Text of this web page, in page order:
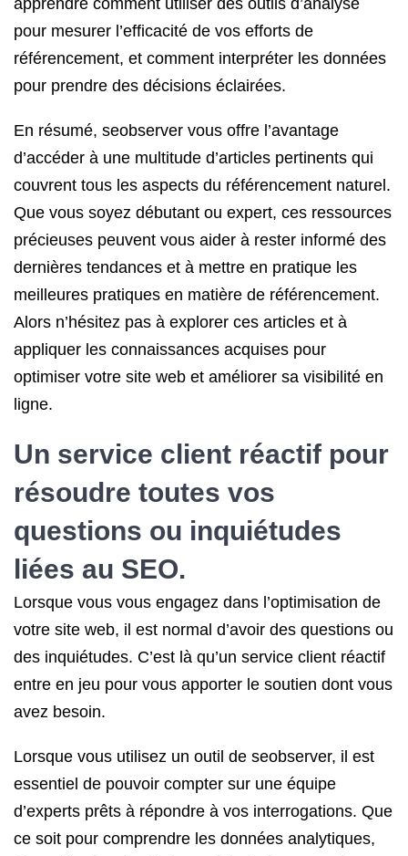
apprendre comment utiliser des outils d’analyse
pour mesurer l’efficacité de vos efforts de
référencement, et comment interpréter les données
pour prendre des décisions éclairées.
En résumé, seobserver vous offre l’avantage
d’accéder à une multitude d’articles pertinents qui
couvrent tous les aspects du référencement naturel.
Que vous soyez débutant ou expert, ces ressources
précieuses peuvent vous aider à rester informé des
dernières tendances et à mettre en pratique les
meilleures pratiques en matière de référencement.
Alors n’hésitez pas à explorer ces articles et à
appliquer les connaissances acquises pour
optimiser votre site web et améliorer sa visibilité en
ligne.
Un service client réactif pour
résoudre toutes vos
questions ou inquiétudes
liées au SEO.
Lorsque vous vous engagez dans l’optimisation de
votre site web, il est normal d’avoir des questions ou
des inquiétudes. C’est là qu’un service client réactif
entre en jeu pour vous apporter le soutien dont vous
avez besoin.
Lorsque vous utilisez un outil de seobserver, il est
essentiel de pouvoir compter sur une équipe
d’experts prêts à répondre à vos interrogations. Que
ce soit pour comprendre les données analytiques,